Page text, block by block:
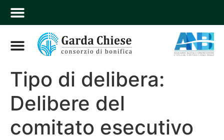
Tipo di delibera:
Delibere del
comitato esecutivo